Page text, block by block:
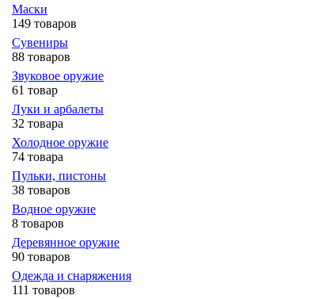
Маски
149 товаров
Сувениры
88 товаров
Звуковое оружие
61 товар
Луки и арбалеты
32 товара
Холодное оружие
74 товара
Пульки, пистоны
38 товаров
Водное оружие
8 товаров
Деревянное оружие
90 товаров
Одежда и снаряжения
111 товаров